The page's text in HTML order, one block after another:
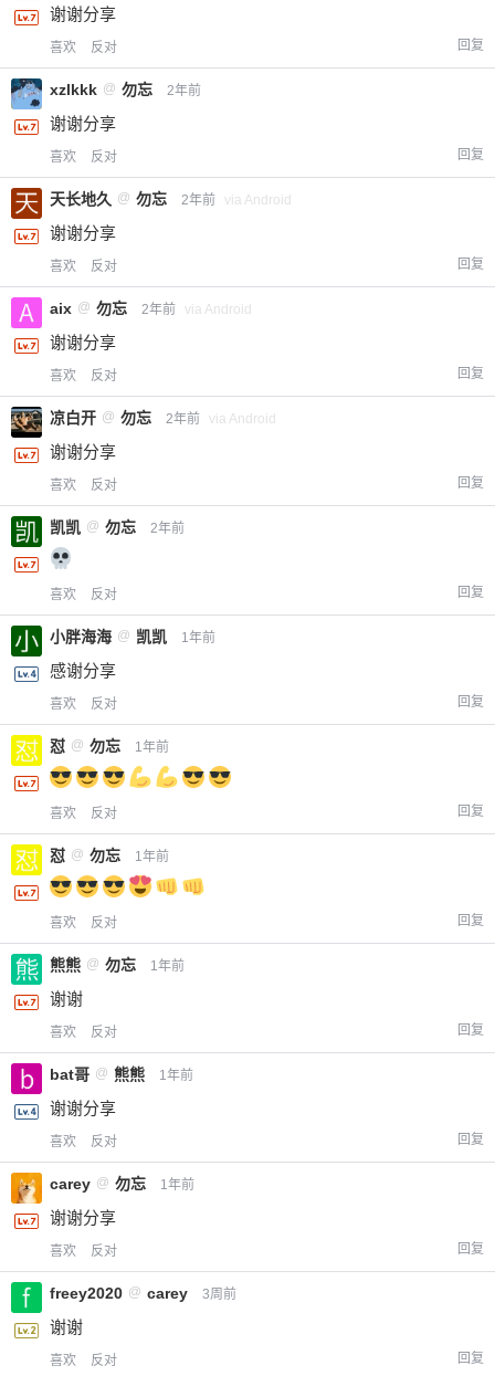
谢谢分享
喜欢 反对 回复
xzlkkk @ 勿忘 2年前
谢谢分享
喜欢 反对 回复
天长地久 @ 勿忘 2年前 via Android
谢谢分享
喜欢 反对 回复
aix @ 勿忘 2年前 via Android
谢谢分享
喜欢 反对 回复
凉白开 @ 勿忘 2年前 via Android
谢谢分享
喜欢 反对 回复
凯凯 @ 勿忘 2年前
喜欢 反对 回复
小胖海海 @ 凯凯 1年前
感谢分享
喜欢 反对 回复
怼 @ 勿忘 1年前
喜欢 反对 回复
怼 @ 勿忘 1年前
喜欢 反对 回复
熊熊 @ 勿忘 1年前
谢谢
喜欢 反对 回复
bat哥 @ 熊熊 1年前
谢谢分享
喜欢 反对 回复
carey @ 勿忘 1年前
谢谢分享
喜欢 反对 回复
freey2020 @ carey 3周前
谢谢
喜欢 反对 回复